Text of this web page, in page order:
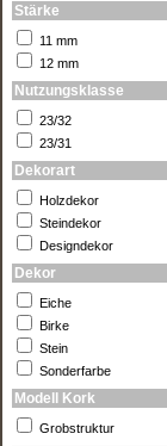
Stärke
11 mm
12 mm
Nutzungsklasse
23/32
23/31
Dekorart
Holzdekor
Steindekor
Designdekor
Dekor
Eiche
Birke
Stein
Sonderfarbe
Modell Kork
Grobstruktur